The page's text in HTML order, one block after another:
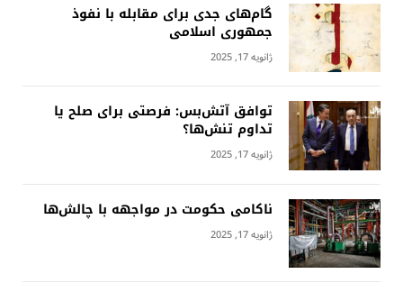
گام‌های جدی برای مقابله با نفوذ
جمهوری اسلامى
ژانویه 17, 2025
توافق آتش‌بس: فرصتی برای صلح یا
تداوم تنش‌ها؟
ژانویه 17, 2025
ناکامی حکومت در مواجهه با چالش‌ها
ژانویه 17, 2025